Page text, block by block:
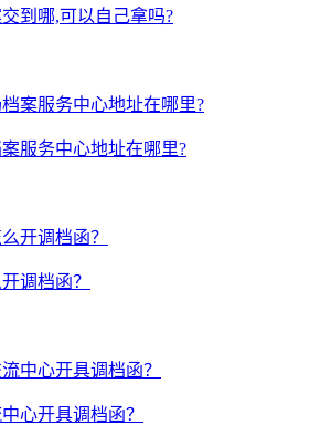
到哪,可以自己拿吗?
服务中心地址在哪里?
调档函？
心开具调档函？